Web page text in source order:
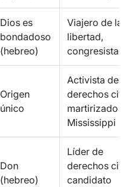
Dios es
bondadoso
(hebreo)
Viajero de la
libertad,
congresista
Origen
único
Activista de
derechos
martirizado
Mississippi
Don
(hebreo)
Líder de
derechos
candidato